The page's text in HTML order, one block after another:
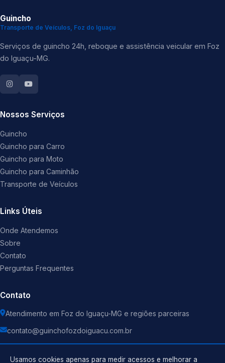
Guincho
Transporte de Veículos, Foz do Iguaçu
Serviços de guincho 24h, reboque e assistência veicular em Foz
do Iguaçu-MG.
Nossos Serviços
Guincho
Guincho para Carro
Guincho para Moto
Guincho para Caminhão
Transporte de Veículos
Links Úteis
Onde Atendemos
Sobre
Contato
Perguntas Frequentes
Contato
Atendimento em Foz do Iguaçu-MG e regiões parceiras
contato@guinchofozdoiguacu.com.br
Usamos cookies apenas para medir acessos e melhorar a